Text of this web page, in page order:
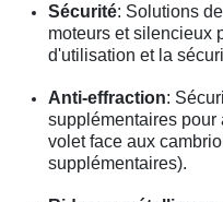
Sécurité: Solutions
moteurs et silencieux
d'utilisation et la
Anti-effraction:
supplémentaires pour
volet face aux
supplémentaires).